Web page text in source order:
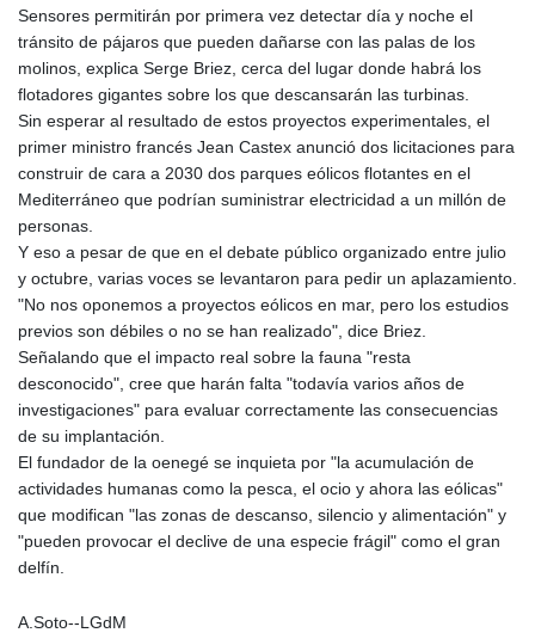
Sensores permitirán por primera vez detectar día y noche el
tránsito de pájaros que pueden dañarse con las palas de los
molinos, explica Serge Briez, cerca del lugar donde habrá los
flotadores gigantes sobre los que descansarán las turbinas.
Sin esperar al resultado de estos proyectos experimentales, el
primer ministro francés Jean Castex anunció dos licitaciones para
construir de cara a 2030 dos parques eólicos flotantes en el
Mediterráneo que podrían suministrar electricidad a un millón de
personas.
Y eso a pesar de que en el debate público organizado entre julio
y octubre, varias voces se levantaron para pedir un aplazamiento.
"No nos oponemos a proyectos eólicos en mar, pero los estudios
previos son débiles o no se han realizado", dice Briez.
Señalando que el impacto real sobre la fauna "resta
desconocido", cree que harán falta "todavía varios años de
investigaciones" para evaluar correctamente las consecuencias
de su implantación.
El fundador de la oenegé se inquieta por "la acumulación de
actividades humanas como la pesca, el ocio y ahora las eólicas"
que modifican "las zonas de descanso, silencio y alimentación" y
"pueden provocar el declive de una especie frágil" como el gran
delfín.
A.Soto--LGdM